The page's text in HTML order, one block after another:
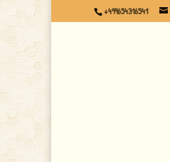
+499654316541